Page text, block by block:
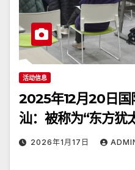
活动信息
2025年12月20日国
汕：被称为“东方犹
2026年1月17日